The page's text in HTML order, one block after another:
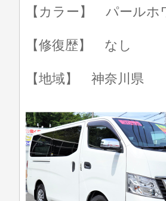
【カラー】 パールホ
【修復歴】 なし
【地域】 神奈川県